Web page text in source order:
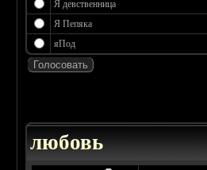
Я девственница
Я Пепяка
яПод
любовь